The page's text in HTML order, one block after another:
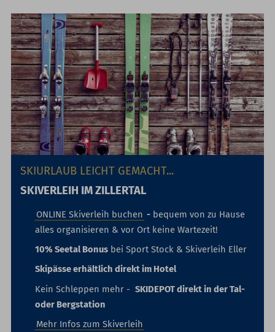
SKIURLAUB LEICHT GEMACHT...
SKIVERLEIH IM ZILLERTAL
ONLINE Skiverleih buchen -bequem von zu Hause
alles organisieren & vor Ort keine Wartezeit!
10% Seetal Bonusbei Sport Stock & Skiverleih Eller
Skipässe erhältlich direkt im Hotel
Kein Schleppen mehr - SKIDEPOT direkt in der Tal-
oder Bergstation
Mehr Infos zum Skiverleih